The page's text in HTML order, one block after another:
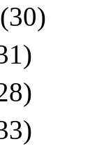
(30)